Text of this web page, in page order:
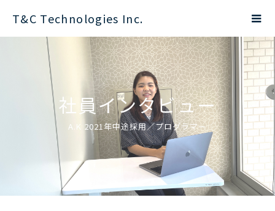
T&C Technologies Inc.
社員インタビュー
A.K 2021年中途採用／プログラマー